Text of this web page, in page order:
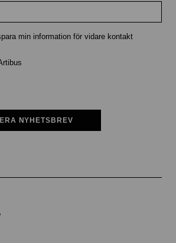
min information för vidare kontakt
NYHETSBREV